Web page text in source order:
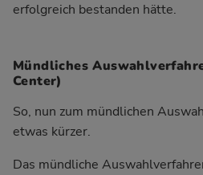
erfolgreich bestanden hätte.
Mündliches
Center)
So, nun zum mündlichen
etwas kürzer.
Das mündliche